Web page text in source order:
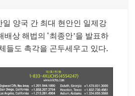
양국 간 최대 현안인 일제강
상 해법의 ‘최종안’을 발표하
들도 촉각을 곤두세우고 있다.